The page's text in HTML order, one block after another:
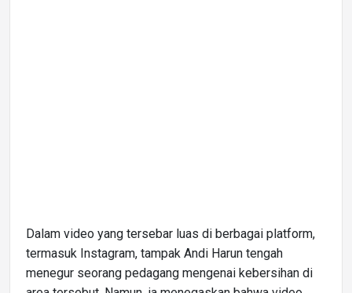
Dalam video yang tersebar luas di berbagai platform,
termasuk Instagram, tampak Andi Harun tengah
menegur seorang pedagang mengenai kebersihan di